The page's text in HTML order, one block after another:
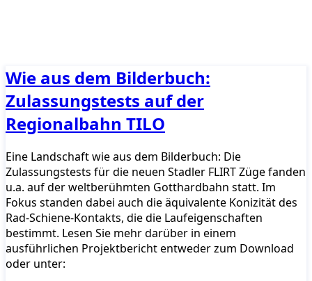
Wie aus dem Bilderbuch:
Zulassungstests auf der
Regionalbahn TILO
Eine Landschaft wie aus dem Bilderbuch: Die
Zulassungstests für die neuen Stadler FLIRT Züge fanden
u.a. auf der weltberühmten Gotthardbahn statt. Im
Fokus standen dabei auch die äquivalente Konizität des
Rad-Schiene-Kontakts, die die Laufeigenschaften
bestimmt. Lesen Sie mehr darüber in einem
ausführlichen Projektbericht entweder zum Download
oder unter: